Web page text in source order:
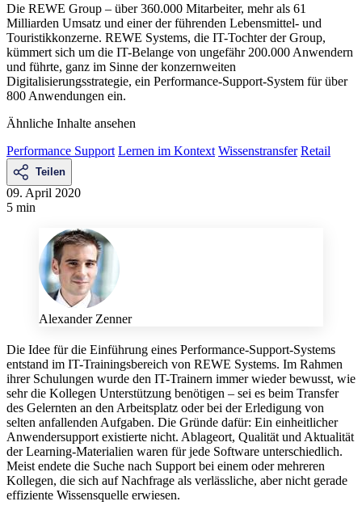
Die REWE Group – über 360.000 Mitarbeiter, mehr als 61
Milliarden Umsatz und einer der führenden Lebensmittel- und
Touristikkonzerne. REWE Systems, die IT-Tochter der Group,
kümmert sich um die IT-Belange von ungefähr 200.000 Anwendern
und führte, ganz im Sinne der konzernweiten
Digitalisierungsstrategie, ein Performance-Support-System für über
800 Anwendungen ein.
Ähnliche Inhalte ansehen
Performance Support Lernen im Kontext Wissenstransfer Retail
Teilen
09. April 2020
5 min
Alexander Zenner
Die Idee für die Einführung eines Performance-Support-Systems
entstand im IT-Trainingsbereich von REWE Systems. Im Rahmen
ihrer Schulungen wurde den IT-Trainern immer wieder bewusst, wie
sehr die Kollegen Unterstützung benötigen – sei es beim Transfer
des Gelernten an den Arbeitsplatz oder bei der Erledigung von
selten anfallenden Aufgaben. Die Gründe dafür: Ein einheitlicher
Anwendersupport existierte nicht. Ablageort, Qualität und Aktualität
der Learning-Materialien waren für jede Software unterschiedlich.
Meist endete die Suche nach Support bei einem oder mehreren
Kollegen, die sich auf Nachfrage als verlässliche, aber nicht gerade
effiziente Wissensquelle erwiesen.